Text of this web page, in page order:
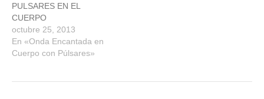
PULSARES EN EL
CUERPO
octubre 25, 2013
En «Onda Encantada en
Cuerpo con Púlsares»